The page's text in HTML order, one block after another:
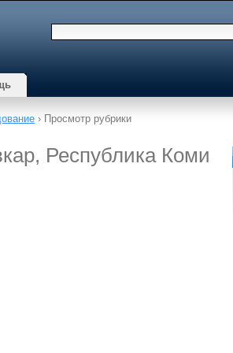
› Просмотр рубрики
Республика Коми